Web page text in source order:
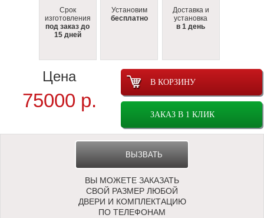
Срок
изготовления
под заказ до
15 дней
Установим
бесплатно
Доставка и
установка
в 1 день
В КОРЗИНУ
ЗАКАЗ В 1 КЛИК
Цена
75000 р.
ВЫЗВАТЬ
ЗАМЕРЩИКА
ВЫ МОЖЕТЕ ЗАКАЗАТЬ
СВОЙ РАЗМЕР ЛЮБОЙ
ДВЕРИ И КОМПЛЕКТАЦИЮ
ПО ТЕЛЕФОНАМ